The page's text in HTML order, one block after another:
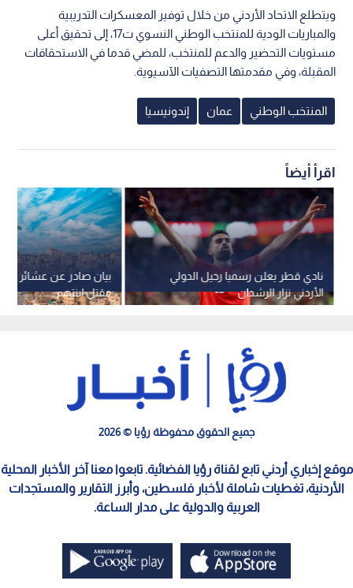
ويتطلع الاتحاد الأردني من خلال توفير المعسكرات التدريبية
والمباريات الودية للمنتخب الوطني النسوي ت17، إلى تحقيق أعلى
مستويات التحضير والدعم للمنتخب، للمضي قدما في الاستحقاقات
المقبلة، وفي مقدمتها التصفيات الآسيوية.
المنتخب الوطني عمان إندونيسيا
اقرأ أيضاً
بيان صادر عن عشائر
مقتل ابنتهم
نادي قطر يعلن رسميا رحيل الدولي
الأردني نزار الرشدان
جميع الحقوق محفوظة رؤيا © 2026
موقع إخباري أردني تابع لقناة رؤيا الفضائية. تابعوا معنا آخر الأخبار المحلية
الأردنية، تغطيات شاملة لأخبار فلسطين، وأبرز التقارير والمستجدات
العربية والدولية على مدار الساعة.